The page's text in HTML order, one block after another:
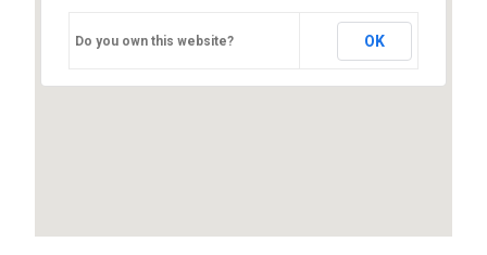
Do you own this website? OK